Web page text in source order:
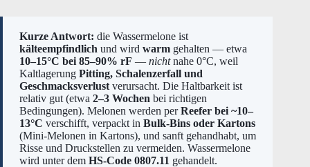
Kurze Antwort: die Wassermelone ist
kälteempfindlich und wird warm gehalten — etwa
10–15°C bei 85–90% rF — nichtnahe 0°C, weil
Kaltlagerung Pitting, Schalenzerfall und
Geschmacksverlust verursacht. Die Haltbarkeit ist
relativ gut (etwa 2–3 Wochen bei richtigen
Bedingungen). Melonen werden perReefer bei ~10–
13°C verschifft, verpackt in Bulk-Bins oder Kartons
(Mini-Melonen in Kartons), und sanft gehandhabt, um
Risse und Druckstellen zu vermeiden. Wassermelone
wird unter dem HS-Code 0807.11 gehandelt.